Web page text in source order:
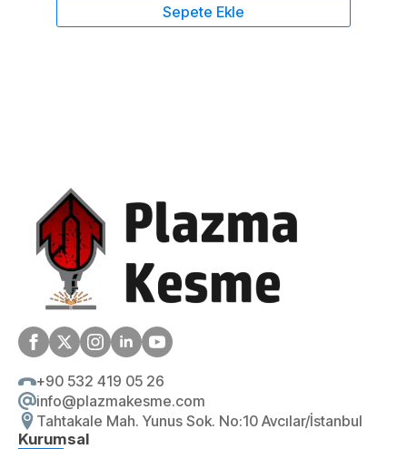
Sepete Ekle
+90 532 419 05 26
info@plazmakesme.com
Tahtakale Mah. Yunus Sok. No:10 Avcılar/İstanbul
Kurumsal